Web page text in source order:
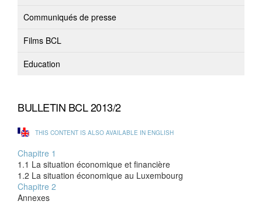
Communiqués de presse
Films BCL
Education
BULLETIN BCL 2013/2
THIS CONTENT IS ALSO AVAILABLE IN ENGLISH
Chapitre 1
1.1 La situation économique et financière
1.2 La situation économique au Luxembourg
Chapitre 2
Annexes